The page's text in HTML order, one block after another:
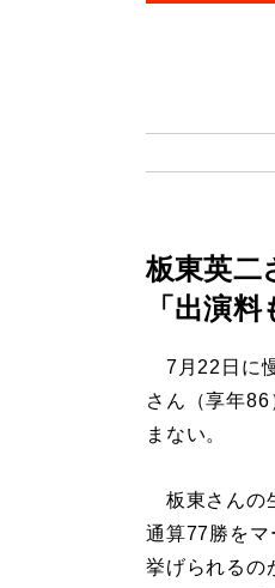
板東英二
「出演
7月22日に
さん（享年
まない。
板東さんの
通算77勝をマ
挙げられるの